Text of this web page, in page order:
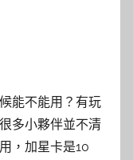
能不能用？有玩
多小夥伴並不清
，加星卡是10